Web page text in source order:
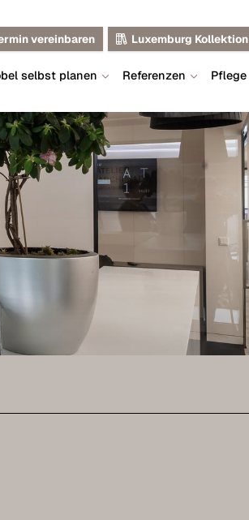
vereinbaren Luxemburg Kollektion
selbst planen Referenzen Pflege